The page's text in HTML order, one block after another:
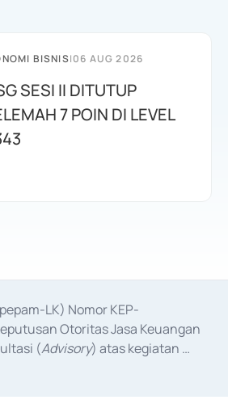
BISNIS|06 AUG 2026
SESI II DITUTUP
7 POIN DI LEVEL
LK) Nomor KEP-
Otoritas Jasa Keuangan
(Advisory) atas kegiatan